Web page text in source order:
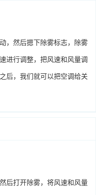
，然后摁下除雾标志，除雾
进行调整，把风速和风量调
后，我们就可以把空调给关
后打开除雾，将风速和风量